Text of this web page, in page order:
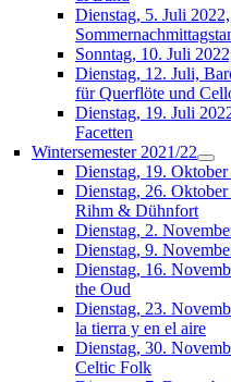
Dienstag, 5. Juli 2022,
Sonntag, 10. Juli
Dienstag, 12. Juli,
für Querflöte und
Dienstag, 19. Juli
Facetten
Wintersemester 2021/22
Dienstag, 19.
Dienstag, 26.
Rihm & Dühnfort
Dienstag, 2.
Dienstag, 9.
Dienstag, 16.
the Oud
Dienstag, 23.
la tierra y en el aire
Dienstag, 30.
Celtic Folk